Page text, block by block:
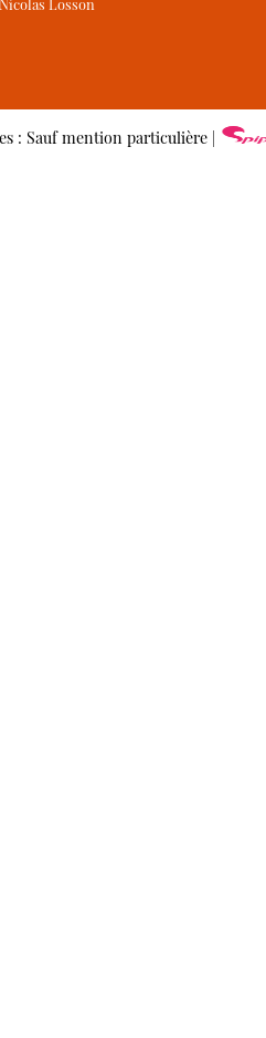
Nicolas Losson
: Sauf mention particulière |